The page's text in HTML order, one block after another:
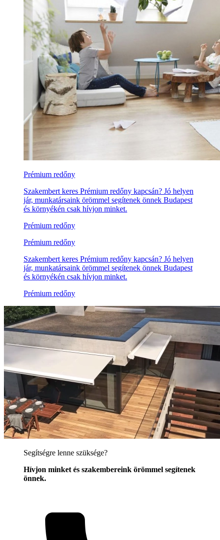
Prémium redőny
Szakembert keres Prémium redőny kapcsán? Jó helyen
jár, munkatársaink örömmel segítenek önnek Budapest
és környékén csak hívjon minket.
Prémium redőny
Prémium redőny
Szakembert keres Prémium redőny kapcsán? Jó helyen
jár, munkatársaink örömmel segítenek önnek Budapest
és környékén csak hívjon minket.
Prémium redőny
Segítségre lenne szüksége?
Hívjon minket és szakembereink örömmel segítenek
önnek.